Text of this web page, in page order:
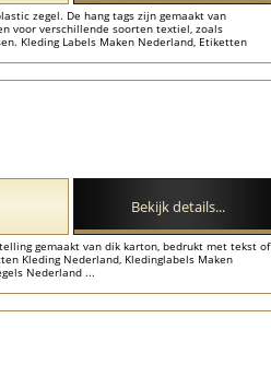
zegel. De hang tags zijn gemaakt van
voor verschillende soorten textiel, zoals
Kleding Labels Maken Nederland, Etiketten
gemaakt van dik karton, bedrukt met tekst of
Kleding Nederland, Kledinglabels Maken
Nederland ...
Bekijk details...